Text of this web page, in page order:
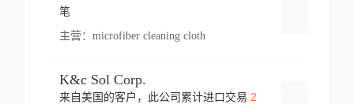
笔
主营： microfiber cleaning cloth
K&c Sol Corp.
来自美国的客户，此公司累计进口交易 2